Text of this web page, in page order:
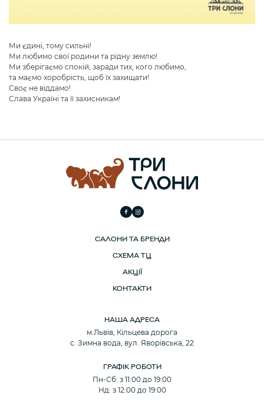
Ми єдині, тому сильні!
Ми любимо свої родини та рідну землю!
Ми зберігаємо спокій, заради тих, кого любимо,
та маємо хоробрість, щоб їх захищати!
Своє не віддамо!
Слава Україні та її захисникам!
САЛОНИ ТА БРЕНДИ
СХЕМА ТЦ
АКЦІЇ
КОНТАКТИ
НАША АДРЕСА
м.Львів, Кільцева дорога
с. Зимна вода, вул. Яворівська, 22
ГРАФІК РОБОТИ
Пн-Сб: з 11:00 до 19:00
Нд: з 12:00 до 19:00